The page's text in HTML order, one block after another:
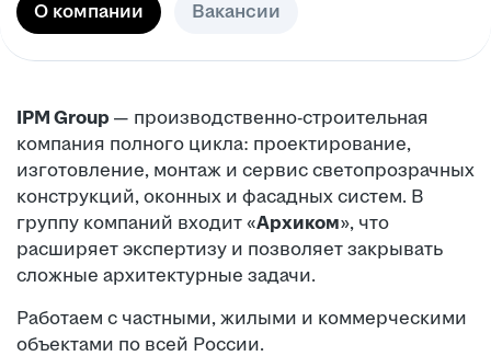
О компании Вакансии
IPM Group — производственно-строительная
компания полного цикла: проектирование,
изготовление, монтаж и сервис светопрозрачных
конструкций, оконных и фасадных систем. В
группу компаний входит «Архиком», что
расширяет экспертизу и позволяет закрывать
сложные архитектурные задачи.
Работаем с частными, жилыми и коммерческими
объектами по всей России.